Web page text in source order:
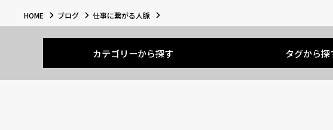
HOME ブログ 仕事に繋がる人脈
カテゴリーから探す タグから探